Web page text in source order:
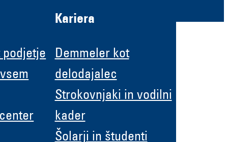
podjetje
Kariera
Demmeler kot
delodajalec
Strokovnjaki in vodilni
kader
Šolarji in študenti